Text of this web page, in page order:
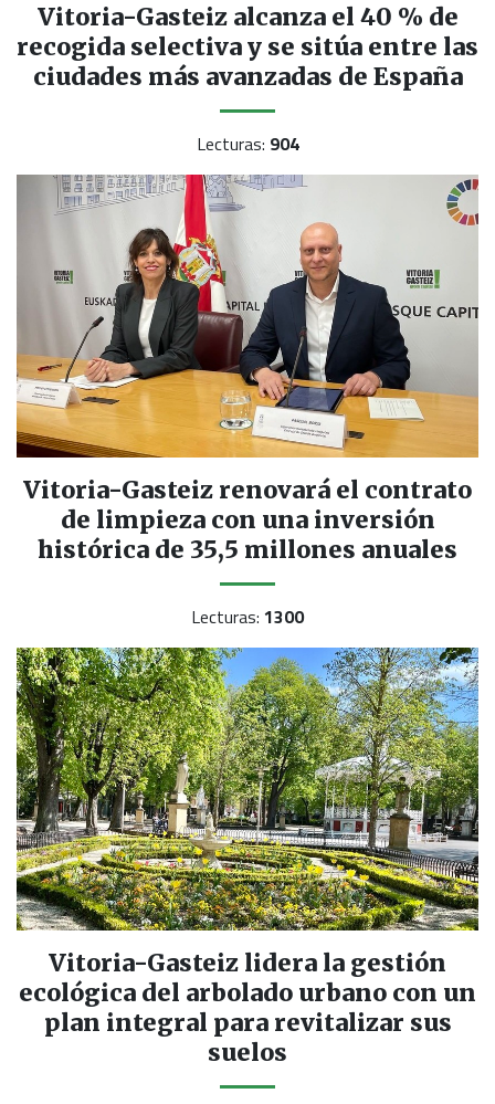
Vitoria-Gasteiz alcanza el 40 % de
recogida selectiva y se sitúa entre las
ciudades más avanzadas de España
Lecturas: 904
Vitoria-Gasteiz renovará el contrato
de limpieza con una inversión
histórica de 35,5 millones anuales
Lecturas: 1300
Vitoria-Gasteiz lidera la gestión
ecológica del arbolado urbano con un
plan integral para revitalizar sus
suelos